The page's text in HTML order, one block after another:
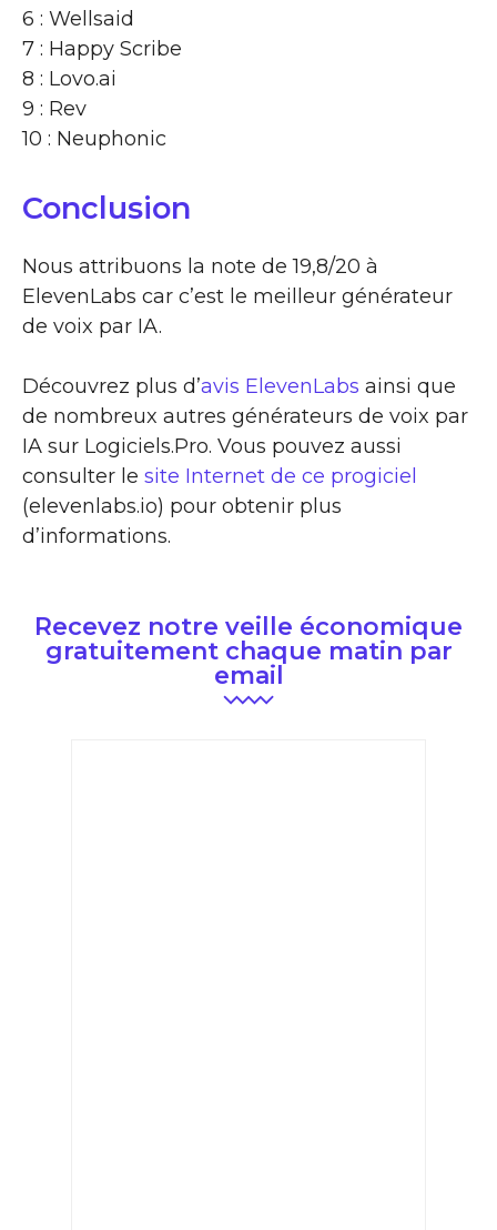
6 : Wellsaid
7 : Happy Scribe
8 : Lovo.ai
9 : Rev
10 : Neuphonic
Conclusion
Nous attribuons la note de 19,8/20 à
ElevenLabs car c’est le meilleur générateur
de voix par IA.
Découvrez plus d’avis ElevenLabs ainsi que
de nombreux autres générateurs de voix par
IA sur Logiciels.Pro. Vous pouvez aussi
consulter le site Internet de ce progiciel
(elevenlabs.io) pour obtenir plus
d’informations.
Recevez notre veille économique
gratuitement chaque matin par
email